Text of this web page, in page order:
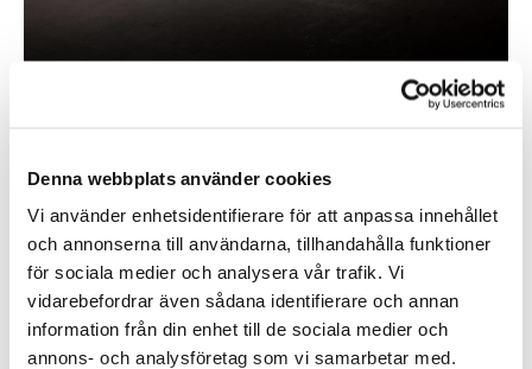
Denna webbplats använder cookies
Vi använder enhetsidentifierare för att anpassa innehållet
och annonserna till användarna, tillhandahålla funktioner
för sociala medier och analysera vår trafik. Vi
vidarebefordrar även sådana identifierare och annan
information från din enhet till de sociala medier och
annons- och analysföretag som vi samarbetar med.
Fordonsbelysning
Köp